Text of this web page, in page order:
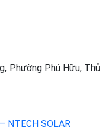
Phường Phú Hữu, Thủ
NTECH SOLAR